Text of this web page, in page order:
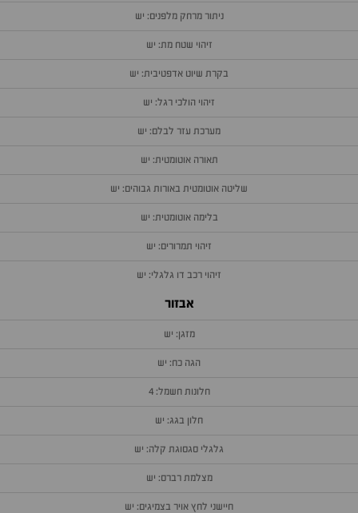
ניתור מרחק מלפנים: יש
זיהוי שטח מת: יש
בקרת שיוט אדפטיבית: יש
זיהוי הולכי רגל: יש
מערכת עזר לבלם: יש
תאורה אוטומטית: יש
שליטה אוטומטית באורות גבוהים: יש
בלימה אוטומטית: יש
זיהוי תמרורים: יש
זיהוי רכב דו גלגלי: יש
אבזור
מזגן: יש
הגה כח: יש
חלונות חשמל: 4
חלון בגג: יש
גלגלי סגסוגת קלה: יש
מצלמת רברס: יש
חיישני לחץ אויר בצמיגים: יש